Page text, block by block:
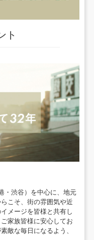
ト
・渋谷）を中心に、地元
らこそ、街の雰囲気や近
メージを皆様と共有し
家族皆様に安心してお
敵な毎日になるよう、